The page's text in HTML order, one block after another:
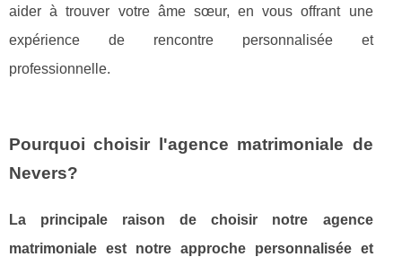
aider à trouver votre âme sœur, en vous offrant une
expérience de rencontre personnalisée et
professionnelle.
Pourquoi choisir l'agence matrimoniale de
Nevers?
La principale raison de choisir notre agence
matrimoniale est notre approche personnalisée et